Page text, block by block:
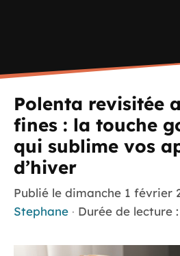
Polenta revisitée
fines : la touche
qui sublime vos
d’hiver
Publié le dimanche 1 février
Stephane · Durée de lecture